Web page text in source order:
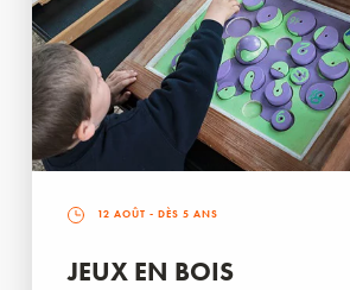
12 AOÛT - DÈS 5 ANS
JEUX EN BOIS